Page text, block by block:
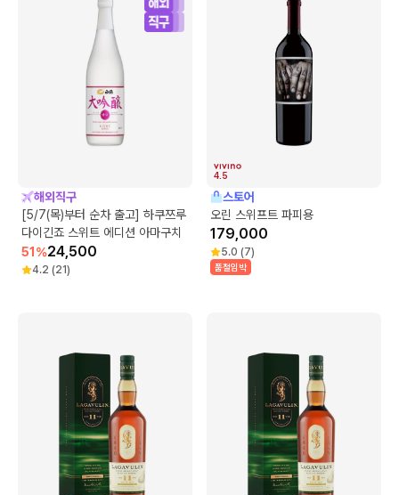
해외직구
[5/7(목)부터 순차 출고] 하쿠쯔루
다이긴죠 스위트 에디션 아마구치
51%24,500
4.2 (21)
4.5
스토어
오린 스위프트 파피용
179,000
5.0 (7)
품절임박